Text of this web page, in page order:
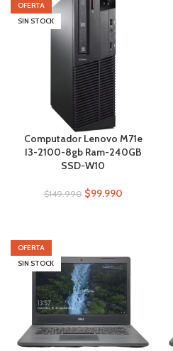
OFERTA
SIN STOCK
Computador Lenovo M71e
I3-2100-8gb Ram-240GB
SSD-W10
$149.990 $99.990
OFERTA
SIN STOCK